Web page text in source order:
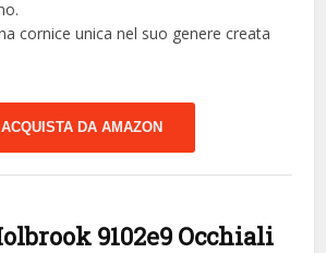
cornice unica nel suo genere creata
ACQUISTA DA AMAZON
9102e9 Occhiali